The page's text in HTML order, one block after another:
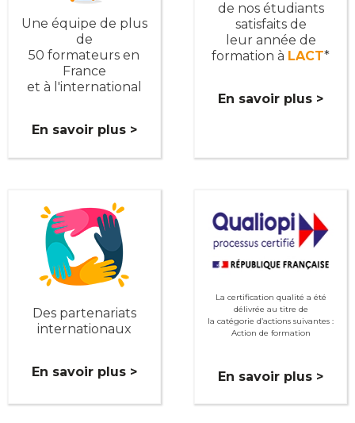
Une équipe de plus
de
50 formateurs en
France
et à l'international
En savoir plus >
de nos étudiants
satisfaits de
leur année de
formation à LACT*
En savoir plus >
Des partenariats
internationaux
En savoir plus >
La certification qualité a été
délivrée au titre de
la catégorie d’actions suivantes :
Action de formation
En savoir plus >